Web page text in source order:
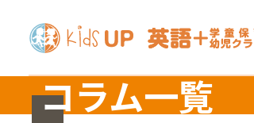
コラム一覧